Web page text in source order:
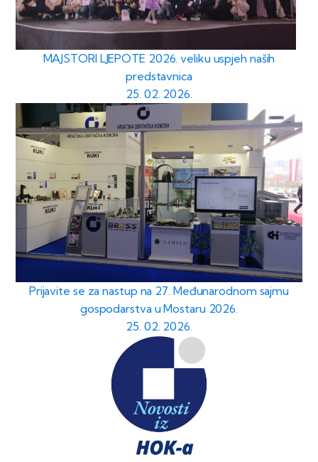
MAJSTORI LJEPOTE 2026. veliku uspjeh naših
predstavnica
25. 02. 2026.
Prijavite se za nastup na 27. Međunarodnom sajmu
gospodarstva u Mostaru 2026.
25. 02. 2026.